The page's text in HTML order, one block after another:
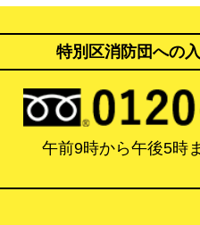
特別区消防団への
午前9時から午後5時